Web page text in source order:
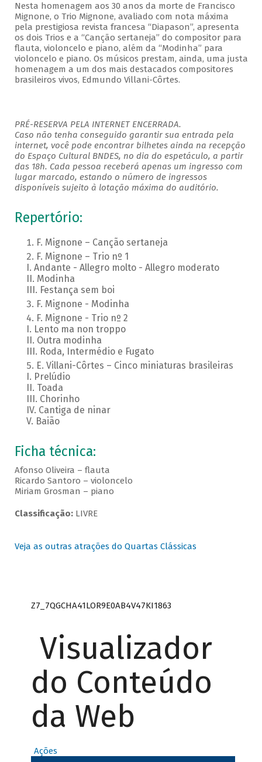
Nesta homenagem aos 30 anos da morte de Francisco
Mignone, o Trio Mignone, avaliado com nota máxima
pela prestigiosa revista francesa “Diapason”, apresenta
os dois Trios e a “Canção sertaneja” do compositor para
flauta, violoncelo e piano, além da “Modinha” para
violoncelo e piano. Os músicos prestam, ainda, uma justa
homenagem a um dos mais destacados compositores
brasileiros vivos, Edmundo Villani-Côrtes.
PRÉ-RESERVA PELA INTERNET ENCERRADA.
Caso não tenha conseguido garantir sua entrada pela
internet, você pode encontrar bilhetes ainda na recepção
do Espaço Cultural BNDES, no dia do espetáculo, a partir
das 18h. Cada pessoa receberá apenas um ingresso com
lugar marcado, estando o número de ingressos
disponíveis sujeito à lotação máxima do auditório.
Repertório:
F. Mignone – Canção sertaneja
F. Mignone – Trio nº 1
I. Andante - Allegro molto - Allegro moderato
II. Modinha
III. Festança sem boi
F. Mignone - Modinha
F. Mignone - Trio nº 2
I. Lento ma non troppo
II. Outra modinha
III. Roda, Intermédio e Fugato
E. Villani-Côrtes – Cinco miniaturas brasileiras
I. Prelúdio
II. Toada
III. Chorinho
IV. Cantiga de ninar
V. Baião
Ficha técnica:
Afonso Oliveira – flauta
Ricardo Santoro – violoncelo
Miriam Grosman – piano
Classificação:LIVRE
Veja as outras atrações do Quartas Clássicas
Z7_7QGCHA41LOR9E0AB4V47KI1863
Visualizador
do Conteúdo
da Web
Ações